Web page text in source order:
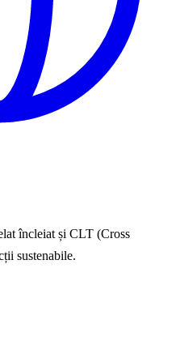
încleiat și CLT (Cross
sustenabile.